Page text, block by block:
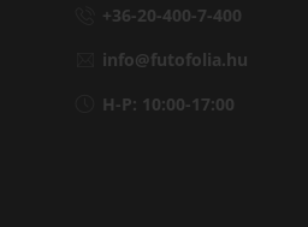
+36-20-400-7-400
info@futofolia.hu
H-P: 10:00-17:00